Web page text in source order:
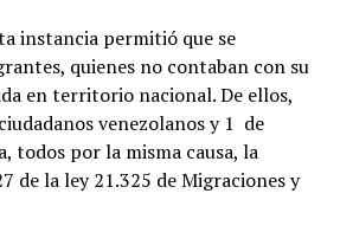
instancia permitió que se
quienes no contaban con su
en territorio nacional. De ellos,
venezolanos y 1 de
todos por la misma causa, la
de la ley 21.325 de Migraciones y